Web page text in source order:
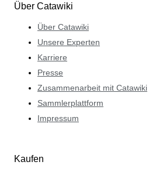
Über Catawiki
Über Catawiki
Unsere Experten
Karriere
Presse
Zusammenarbeit mit Catawiki
Sammlerplattform
Impressum
Kaufen